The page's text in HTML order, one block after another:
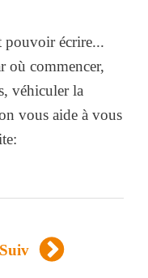
pouvoir écrire...
où commencer,
véhiculer la
vous aide à vous
Suiv